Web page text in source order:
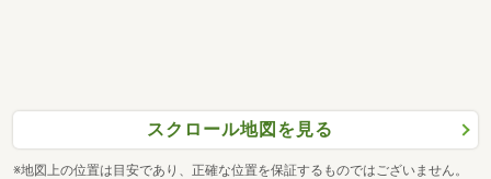
スクロール地図を見る
※地図上の位置は目安であり、正確な位置を保証するものではございません。